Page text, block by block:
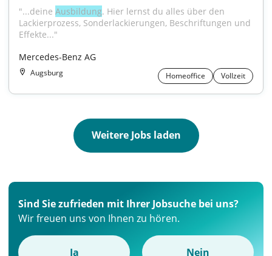
"...deine Ausbildung. Hier lernst du alles über den
Lackierprozess, Sonderlackierungen, Beschriftungen und
Effekte..."
Mercedes-Benz AG
Augsburg Homeoffice Vollzeit
Weitere Jobs laden
Sind Sie zufrieden mit Ihrer Jobsuche bei uns?
Wir freuen uns von Ihnen zu hören.
Ja Nein